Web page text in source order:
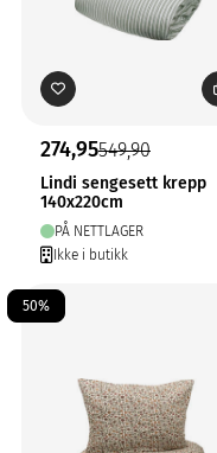
274,95549,90
Lindi sengesett krepp
140x220cm
PÅ NETTLAGER
Ikke i butikk
50%